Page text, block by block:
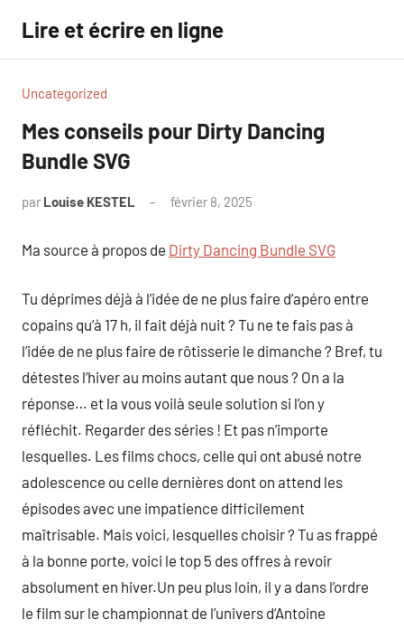
contenu
Lire et écrire en ligne
Uncategorized
Mes conseils pour Dirty Dancing
Bundle SVG
par Louise KESTEL février 8, 2025
Ma source à propos de Dirty Dancing Bundle SVG
Tu déprimes déjà à l’idée de ne plus faire d’apéro entre
copains qu’à 17 h, il fait déjà nuit ? Tu ne te fais pas à
l’idée de ne plus faire de rôtisserie le dimanche ? Bref, tu
détestes l’hiver au moins autant que nous ? On a la
réponse… et la vous voilà seule solution si l’on y
réfléchit. Regarder des séries ! Et pas n’importe
lesquelles. Les films chocs, celle qui ont abusé notre
adolescence ou celle dernières dont on attend les
épisodes avec une impatience difficilement
maîtrisable. Mais voici, lesquelles choisir ? Tu as frappé
à la bonne porte, voici le top 5 des offres à revoir
absolument en hiver.Un peu plus loin, il y a dans l’ordre
le film sur le championnat de l’univers d’Antoine